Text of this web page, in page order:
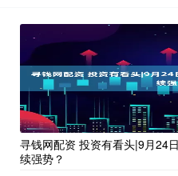
寻钱网配资 投资有看头|9月24
续强势？